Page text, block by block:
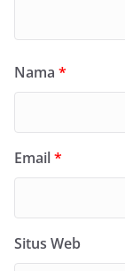
Nama *
Email*
Situs Web